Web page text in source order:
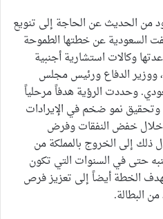
2016، وبعد عقود من الحديث عن الحاجة إلى تنويع
السعودية عن خطتها الطموحة
2030″، والتي أعدتها وكالات استشارية أجنبية
ووزير الدفاع ورئيس مجلس
وحددت الرؤية هدفاً مرحلياً
وتحقيق نمو ضخم في الإيرادات
خفض النفقات وفرض
إلى الخروج بالمملكة من
حتى في السنوات التي تكون
الخطة أيضاً إلى تعزيز فرص
البطالة.